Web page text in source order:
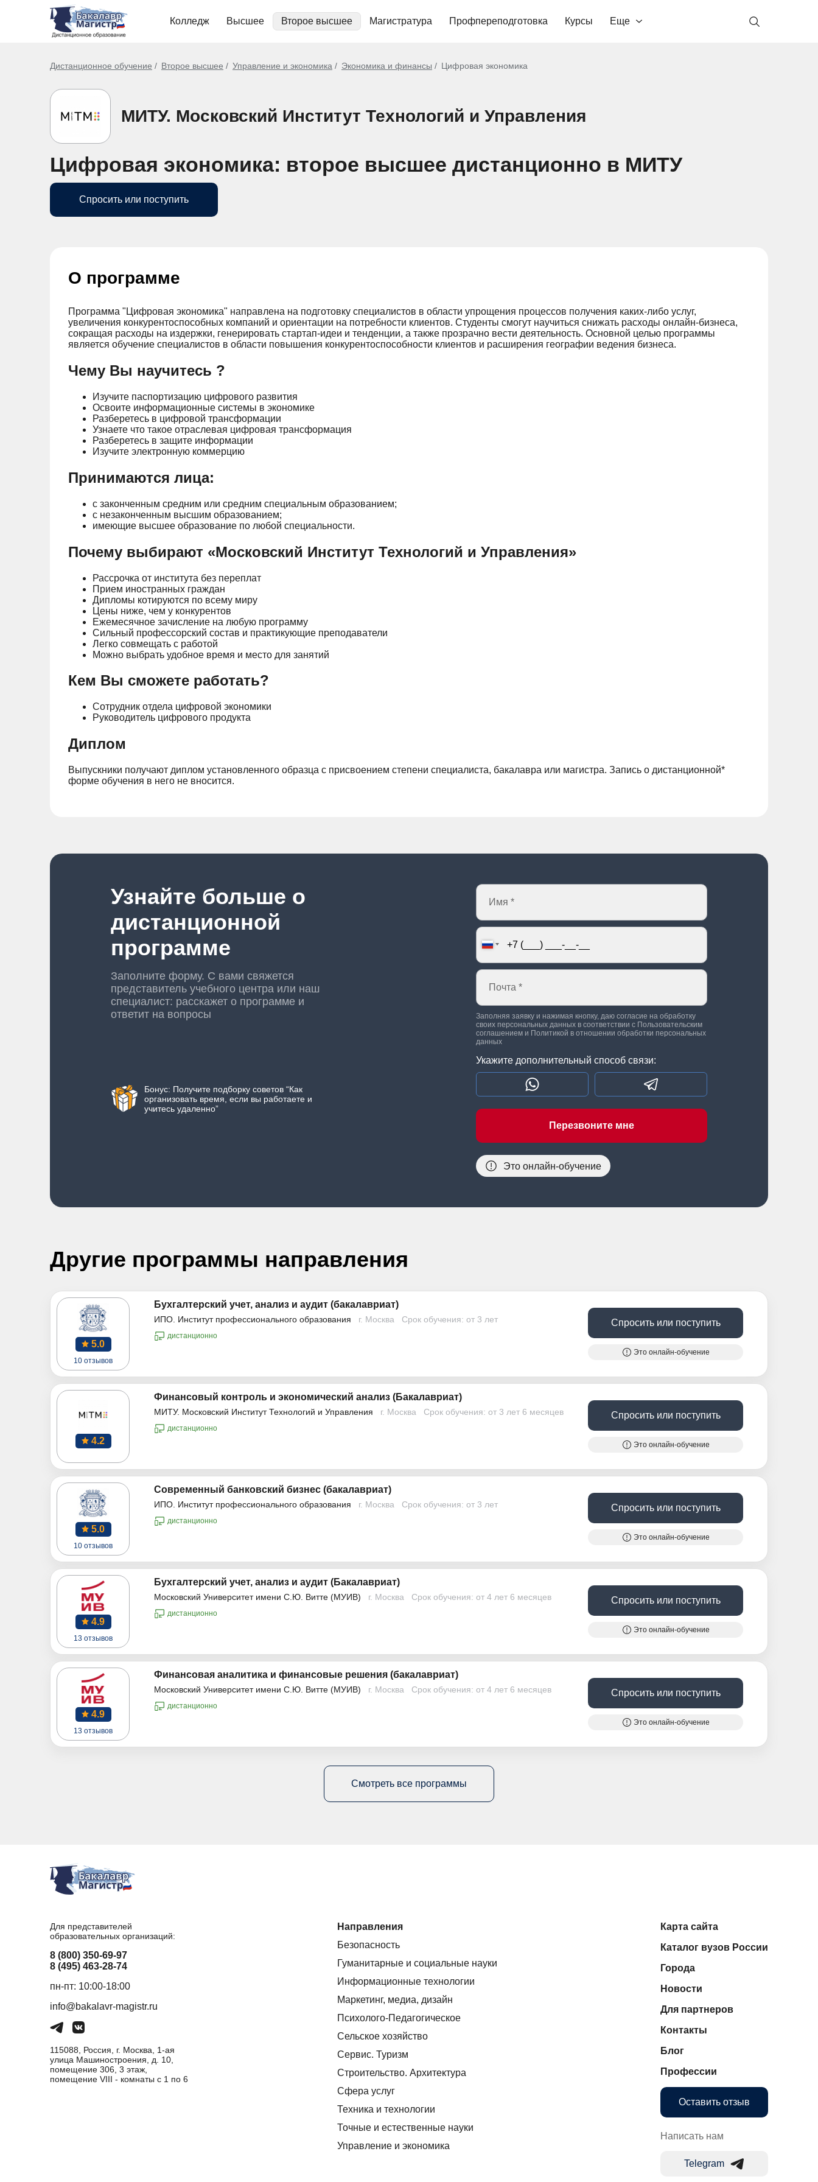
Колледж Высшее Второе высшее Магистратура Профпереподготовка Курсы Еще
Дистанционное обучение Второе высшее Управление и экономика Экономика и финансы Цифровая экономика
МИТУ. Московский Институт Технологий и Управления
Цифровая экономика: второе высшее дистанционно в МИТУ
Спросить или поступить
О программе
Программа "Цифровая экономика" направлена на подготовку специалистов в области упрощения процессов получения каких-либо услуг,
увеличения конкурентоспособных компаний и ориентации на потребности клиентов. Студенты смогут научиться снижать расходы онлайн-бизнеса,
сокращая расходы на издержки, генерировать стартап-идеи и тенденции, а также прозрачно вести деятельность. Основной целью программы
является обучение специалистов в области повышения конкурентоспособности клиентов и расширения географии ведения бизнеса.
Чему Вы научитесь ?
Изучите паспортизацию цифрового развития
Освоите информационные системы в экономике
Разберетесь в цифровой трансформации
Узнаете что такое отраслевая цифровая трансформация
Разберетесь в защите информации
Изучите электронную коммерцию
Принимаются лица:
с законченным средним или средним специальным образованием;
с незаконченным высшим образованием;
имеющие высшее образование по любой специальности.
Почему выбирают «Московский Институт Технологий и Управления»
Рассрочка от института без переплат
Прием иностранных граждан
Дипломы котируются по всему миру
Цены ниже, чем у конкурентов
Ежемесячное зачисление на любую программу
Сильный профессорский состав и практикующие преподаватели
Легко совмещать с работой
Можно выбрать удобное время и место для занятий
Кем Вы сможете работать?
Сотрудник отдела цифровой экономики
Руководитель цифрового продукта
Диплом
Выпускники получают диплом установленного образца с присвоением степени специалиста, бакалавра или магистра. Запись о дистанционной*
форме обучения в него не вносится.
Узнайте больше о
дистанционной
программе
Заполните форму. С вами свяжется
представитель учебного центра или наш
специалист: расскажет о программе и
ответит на вопросы
Бонус: Получите подборку советов “Как
организовать время, если вы работаете и
учитесь удаленно”
Заполняя заявку и нажимая кнопку, даю согласие на обработку
своих персональных данных в соответствии с Пользовательским
соглашением и Политикой в отношении обработки персональных
данных
Укажите дополнительный способ связи:
Перезвоните мне
Это онлайн-обучение
Другие программы направления
5.0
10 отзывов
Бухгалтерский учет, анализ и аудит (бакалавриат)
ИПО. Институт профессионального образования г. Москва Срок обучения: от 3 лет
дистанционно
Спросить или поступить
Это онлайн-обучение
4.2
Финансовый контроль и экономический анализ (Бакалавриат)
МИТУ. Московский Институт Технологий и Управления г. Москва Срок обучения: от 3 лет 6 месяцев
дистанционно
Спросить или поступить
Это онлайн-обучение
5.0
10 отзывов
Современный банковский бизнес (бакалавриат)
ИПО. Институт профессионального образования г. Москва Срок обучения: от 3 лет
дистанционно
Спросить или поступить
Это онлайн-обучение
4.9
13 отзывов
Бухгалтерский учет, анализ и аудит (Бакалавриат)
Московский Университет имени С.Ю. Витте (МУИВ) г. Москва Срок обучения: от 4 лет 6 месяцев
дистанционно
Спросить или поступить
Это онлайн-обучение
4.9
13 отзывов
Финансовая аналитика и финансовые решения (бакалавриат)
Московский Университет имени С.Ю. Витте (МУИВ) г. Москва Срок обучения: от 4 лет 6 месяцев
дистанционно
Спросить или поступить
Это онлайн-обучение
Смотреть все программы
Для представителей
образовательных организаций:
8 (800) 350-69-97
8 (495) 463-28-74
пн-пт: 10:00-18:00
info@bakalavr-magistr.ru
115088, Россия, г. Москва, 1-ая
улица Машиностроения, д. 10,
помещение 306, 3 этаж,
помещение VIII - комнаты с 1 по 6
Направления
Безопасность
Гуманитарные и социальные науки
Информационные технологии
Маркетинг, медиа, дизайн
Психолого-Педагогическое
Сельское хозяйство
Сервис. Туризм
Строительство. Архитектура
Сфера услуг
Техника и технологии
Точные и естественные науки
Управление и экономика
Карта сайта
Каталог вузов России
Города
Новости
Для партнеров
Контакты
Блог
Профессии
Оставить отзыв
Написать нам
Telegram